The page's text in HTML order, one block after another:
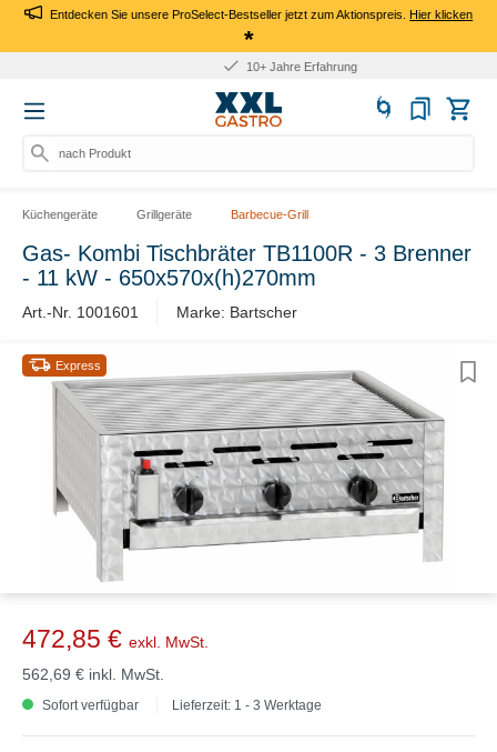
Entdecken Sie unsere ProSelect-Bestseller jetzt zum Aktionspreis.Hier klicken
*
10+ Jahre Erfahrung
nach Produkt,
Küchengeräte Grillgeräte Barbecue-Grill
Gas- Kombi Tischbräter TB1100R - 3 Brenner
- 11 kW - 650x570x(h)270mm
Art.-Nr. 1001601 Marke: Bartscher
Express
472,85 € exkl. MwSt.
562,69 € inkl. MwSt.
Sofort verfügbar Lieferzeit: 1 - 3 Werktage